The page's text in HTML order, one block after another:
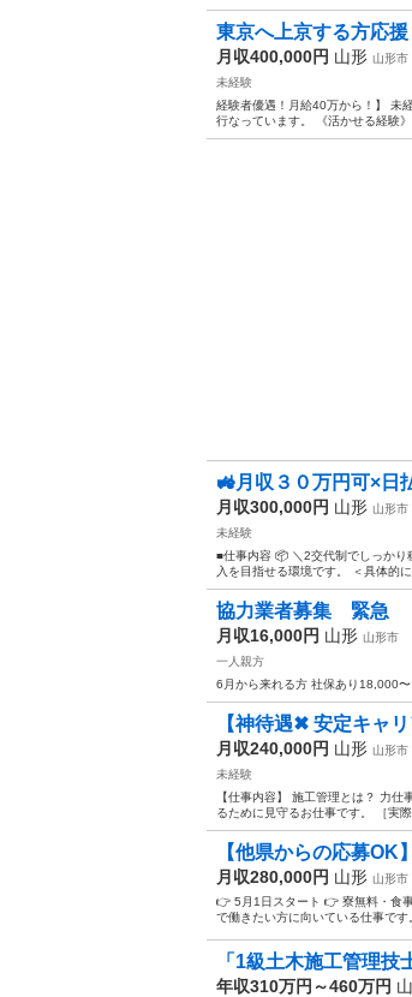
東京へ上京する方応
月収400,000円 山形 山形市
未経験
経験者優遇！月給40万から！】 未
行なっています。 《活かせる経験
🚜月収３０万円可×日
月収300,000円 山形 山形市
未経験
■仕事内容 📦 ＼2交代制でしっかり
入を目指せる環境です。 ＜具体的
協力業者募集 緊急
月収16,000円 山形 山形市
一人親方
6月から来れる方 社保あり18,000
【神待遇✖ 安定キャ
月収240,000円 山形 山形市
未経験
【仕事内容】 施工管理とは？ 力
るために見守るお仕事です。 ［実
【他県からの応募OK
月収280,000円 山形 山形市
👉 5月1日スタート 👉 寮無料・食
で働きたい方に向いている仕事で
「1級土木施工管理
年収310万円～460万円